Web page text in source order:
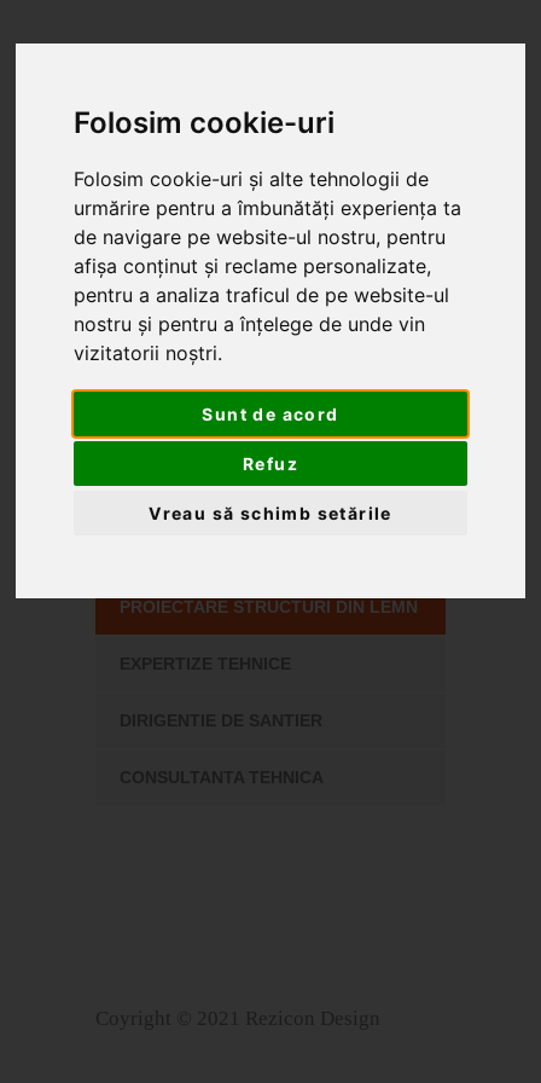
Folosim cookie-uri
Folosim cookie-uri și alte tehnologii de
urmărire pentru a îmbunătăți experiența ta
de navigare pe website-ul nostru, pentru
afișa conținut și reclame personalizate,
pentru a analiza traficul de pe website-ul
nostru și pentru a înțelege de unde vin
vizitatorii noștri.
Sunt de acord
Refuz
Vreau să schimb setările
PROIECTARE STRUCTURI METALICE
PROIECTARE STRUCTURI DIN
PROIECTARE STRUCTURI DIN LEMN
Coyright © 2021 Rezicon Design